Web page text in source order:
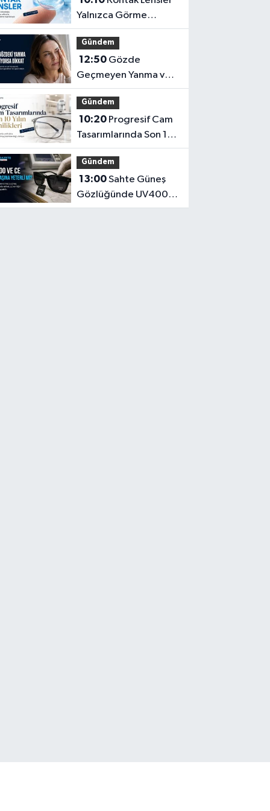
Yalnızca Görme
Düzeltme Aracı
Olmayabilir
Gündem
12:50
Geçmeyen Yanma ve
Işık Hassasiyeti Hafife
Alınmamalı
Gündem
10:20
Tasarımlarında Son 10
Yılın Yenilikleri
Gündem
13:00Sahte Güneş
Gözlüğünde UV400
ve CE İbaresi Tek